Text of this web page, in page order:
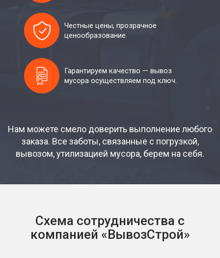
Честные цены, прозрачное
ценообразование.
Гарантируем качество — вывоз
мусора осуществляем под ключ.
Нам можете смело доверить выполнение любого
заказа. Все заботы, связанные с погрузкой,
вывозом, утилизацией мусора, берем на себя.
Схема сотрудничества с
компанией «ВывозСтрой»